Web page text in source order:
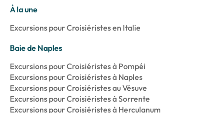
À la une
Excursions pour Croisiéristes en Italie
Baie de Naples
Excursions pour Croisiéristes à Pompéi
Excursions pour Croisiéristes à Naples
Excursions pour Croisiéristes au Vésuve
Excursions pour Croisiéristes à Sorrente
Excursions pour Croisiéristes à Herculanum